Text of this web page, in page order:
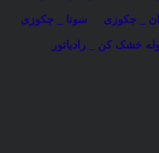
_ جکوزی سونا _ جکوزی
خشک کن _ رادیاتور